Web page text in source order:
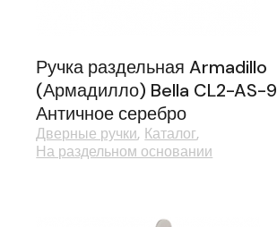
Ручка раздельная Armadillo
(Армадилло) Bella CL2-AS-9
Античное серебро
Дверные ручки Каталог
На раздельном основании